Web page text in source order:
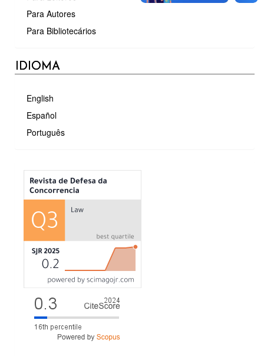
Para Autores
Para Bibliotecários
IDIOMA
English
Español
Português
MÉTRICAS